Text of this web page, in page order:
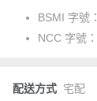
BSMI 字號：
NCC 字號：
配送方式 宅配